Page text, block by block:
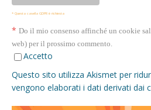
* Questa casella GDPR è richiesta
* Do il mio consenso affinché un cookie
web) per il prossimo commento.
Accetto
Questo sito utilizza Akismet per
vengono elaborati i dati derivati dai